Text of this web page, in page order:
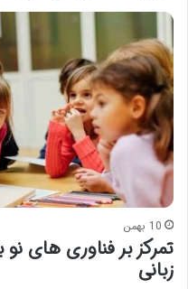
10 بهمن
تمرکز بر فناوری های
زبانی